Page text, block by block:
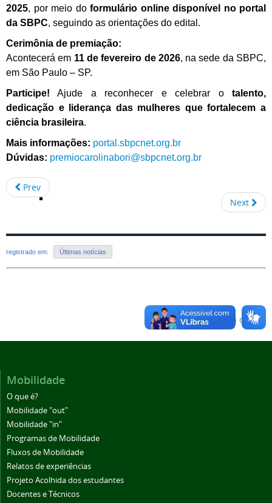
2025, por meio do formulário online disponível no portal
da SBPC, seguindo as orientações do edital.
Cerimônia de premiação:
Acontecerá em 11 de fevereiro de 2026, na sede da SBPC,
em São Paulo – SP.
Participe! Ajude a reconhecer e celebrar o talento,
dedicação e liderança das mulheres que fortalecem a
ciência brasileira.
Mais informações: portal.sbpcnet.org.br
Dúvidas: premiocarolinabori@sbpcnet.org.br
Prev
Next
registrado em: Últimas notícias
Voltar para o topo
Mobilidade
O que é?
Mobilidade "out"
Mobilidade "in"
Programas de Mobilidade
Fluxos de Mobilidade
Relatos de experiências
Projeto Acolhida dos estudantes
Docentes e Técnicos